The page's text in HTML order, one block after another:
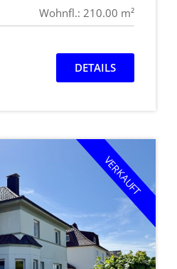
Wohnfl.: 210.00 m²
DETAILS
VERKAUFT